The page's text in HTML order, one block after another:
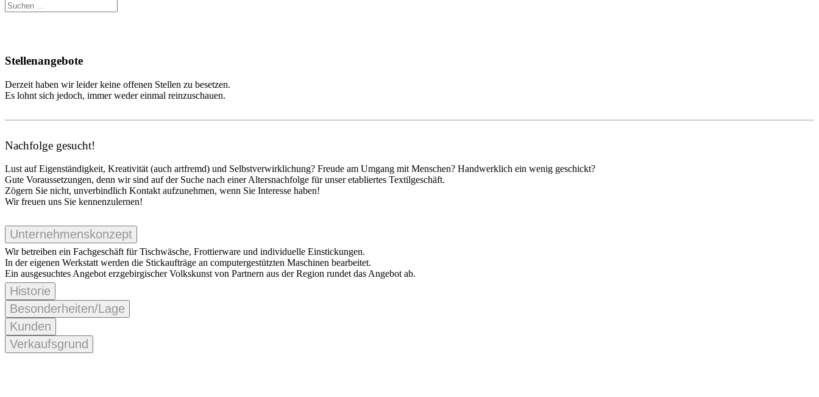
Stellenangebote
Derzeit haben wir leider keine offenen Stellen zu besetzen.
Es lohnt sich jedoch, immer weder einmal reinzuschauen.
Nachfolge gesucht!
Lust auf Eigenständigkeit, Kreativität (auch artfremd) und Selbstverwirklichung? Freude am Umgang mit Menschen? Handwerklich ein wenig geschickt?
Gute Voraussetzungen, denn wir sind auf der Suche nach einer Altersnachfolge für unser etabliertes Textilgeschäft.
Zögern Sie nicht, unverbindlich Kontakt aufzunehmen, wenn Sie Interesse haben!
Wir freuen uns Sie kennenzulernen!
Unternehmenskonzept
Wir betreiben ein Fachgeschäft für Tischwäsche, Frottierware und individuelle Einstickungen.
In der eigenen Werkstatt werden die Stickaufträge an computergestützten Maschinen bearbeitet.
Ein ausgesuchtes Angebot erzgebirgischer Volkskunst von Partnern aus der Region rundet das Angebot ab.
Historie
Besonderheiten/Lage
Kunden
Verkaufsgrund